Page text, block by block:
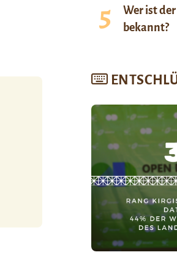
Wer ist
bekannt?